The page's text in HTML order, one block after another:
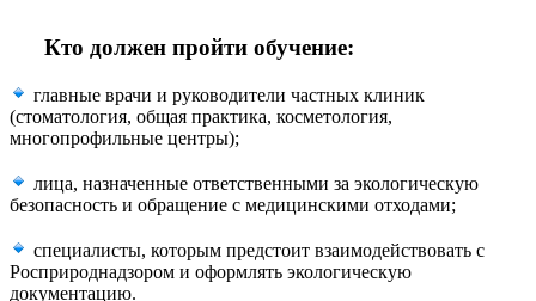
Кто должен пройти обучение:
главные врачи и руководители частных клиник
(стоматология, общая практика, косметология,
многопрофильные центры);
лица, назначенные ответственными за экологическую
безопасность и обращение с медицинскими отходами;
специалисты, которым предстоит взаимодействовать с
Росприроднадзором и оформлять экологическую
документацию.